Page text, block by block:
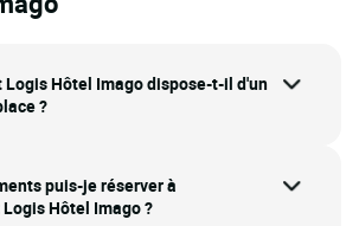
Logis Hôtel Imago dispose-t-il d'un
?
puis-je réserver à
Hôtel Imago ?